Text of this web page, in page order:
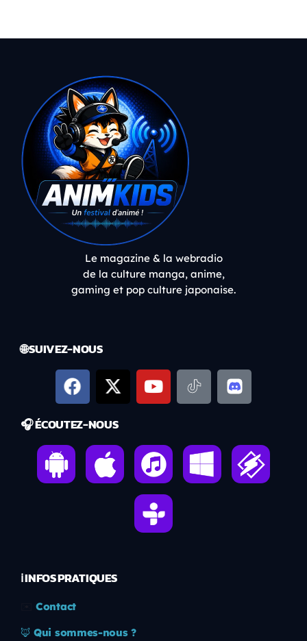
Le magazine & la webradio
de la culture manga, anime,
gaming et pop culture japonaise.
🌐 SUIVEZ-NOUS
🎧 ÉCOUTEZ-NOUS
ℹ️ INFOS PRATIQUES
Contact
🦊 Qui sommes-nous ?